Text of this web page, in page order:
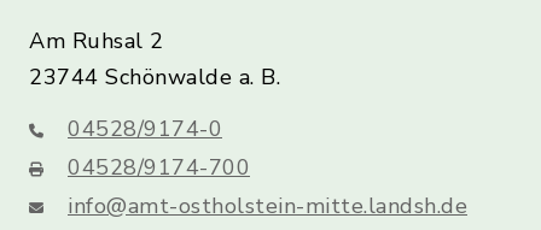
Am Ruhsal 2
23744 Schönwalde a. B.
04528/9174-0
04528/9174-700
info@amt-ostholstein-mitte.landsh.de